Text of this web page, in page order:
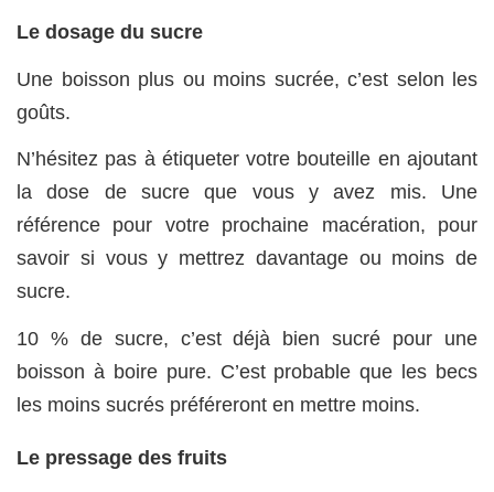
Le dosage du sucre
Une boisson plus ou moins sucrée, c’est selon les
goûts.
N’hésitez pas à étiqueter votre bouteille en ajoutant
la dose de sucre que vous y avez mis. Une
référence pour votre prochaine macération, pour
savoir si vous y mettrez davantage ou moins de
sucre.
10 % de sucre, c’est déjà bien sucré pour une
boisson à boire pure. C’est probable que les becs
les moins sucrés préféreront en mettre moins.
Le pressage des fruits